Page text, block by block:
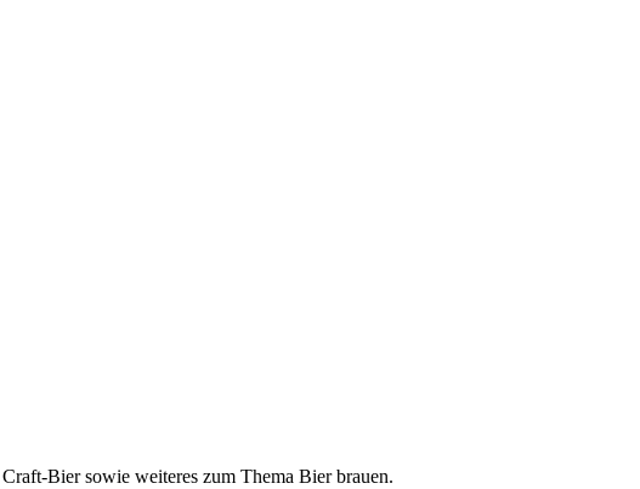
Bier sowie weiteres zum Thema Bier brauen.